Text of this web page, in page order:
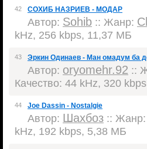
42 СОХИБ НАЗРИЕВ - МОДАР
Автор: Sohib :: Жанр:
kHz, 256 kbps, 11,37 МБ
43 Эркин Одинаев - Ман омадум ба
Автор: oryomehr.92 ::
Качество: 44 kHz, 320
44 Joe Dassin - Nostalgie
Автор: Шахбоз :: Жанр:
kHz, 192 kbps, 5,38 МБ